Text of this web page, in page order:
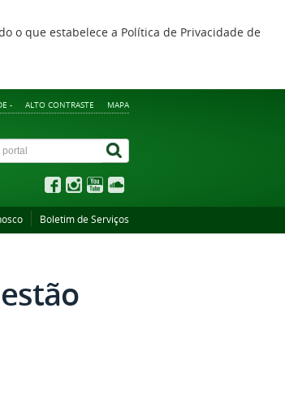
o que estabelece a Política de Privacidade de
- ALTO CONTRASTE MAPA
Boletim de Serviços